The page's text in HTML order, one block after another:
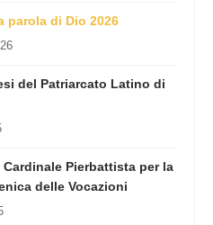
parola di Dio 2026
del Patriarcato Latino di
Pierbattista per la
delle Vocazioni